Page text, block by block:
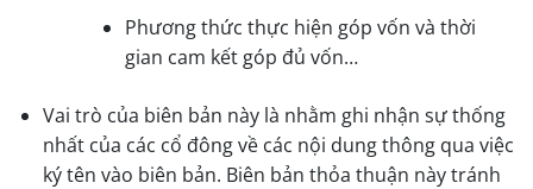
Phương thức thực hiện góp vốn và thời
gian cam kết góp đủ vốn…
Vai trò của biên bản này là nhằm ghi nhận sự thống
nhất của các cổ đông về các nội dung thông qua việc
ký tên vào biên bản. Biên bản thỏa thuận này tránh